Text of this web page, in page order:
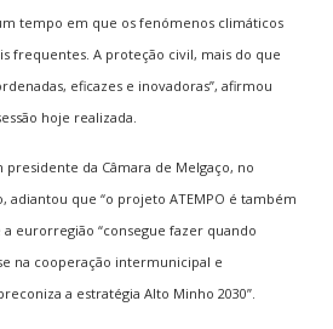
tempo em que os fenómenos climáticos
frequentes. A proteção civil, mais do que
eficazes e inovadoras”, afirmou
hoje realizada.
presidente da Câmara de Melgaço, no
adiantou que “o projeto ATEMPO é também
eurorregião “consegue fazer quando
na cooperação intermunicipal e
a estratégia Alto Minho 2030”.